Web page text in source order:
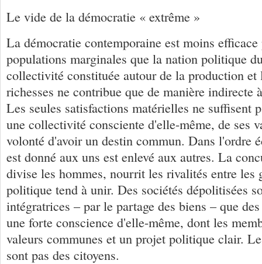
Le vide de la démocratie « extrême »
La démocratie contemporaine est moins
populations marginales que la nation politique
collectivité constituée autour de la production
richesses ne contribue que de manière indirecte
Les seules satisfactions matérielles ne suffisent
une collectivité consciente d'elle-même, de ses
volonté d'avoir un destin commun. Dans l'ordre
est donné aux uns est enlevé aux autres. La
divise les hommes, nourrit les rivalités entre les
politique tend à unir. Des sociétés dépolitisées
intégratrices – par le partage des biens – que
une forte conscience d'elle-même, dont les
valeurs communes et un projet politique clair.
sont pas des citoyens.